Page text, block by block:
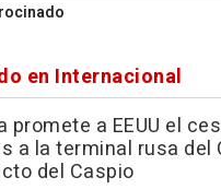
en Internacional
promete a EEUU el
a la terminal rusa del
del Caspio